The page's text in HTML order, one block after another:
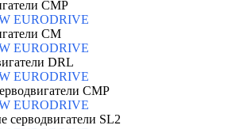
CMP
CM
DRL
CMP
SL2